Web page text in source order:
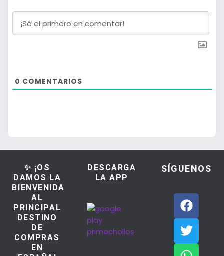
0 COMENTARIOS
✨ ¡OS
DAMOS LA
BIENVENIDA
AL
PRINCIPAL
DESTINO
DE
COMPRAS
EN
DESCARGA
LA APP
SÍGUENOS